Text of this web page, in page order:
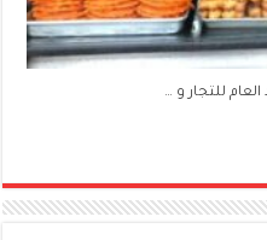
العام للتجار و …